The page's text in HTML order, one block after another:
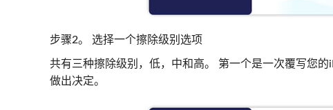
步骤2。 选择一个擦除级别选项
共有三种擦除级别，低，中和高。 第一个是一次覆写您
做出决定。